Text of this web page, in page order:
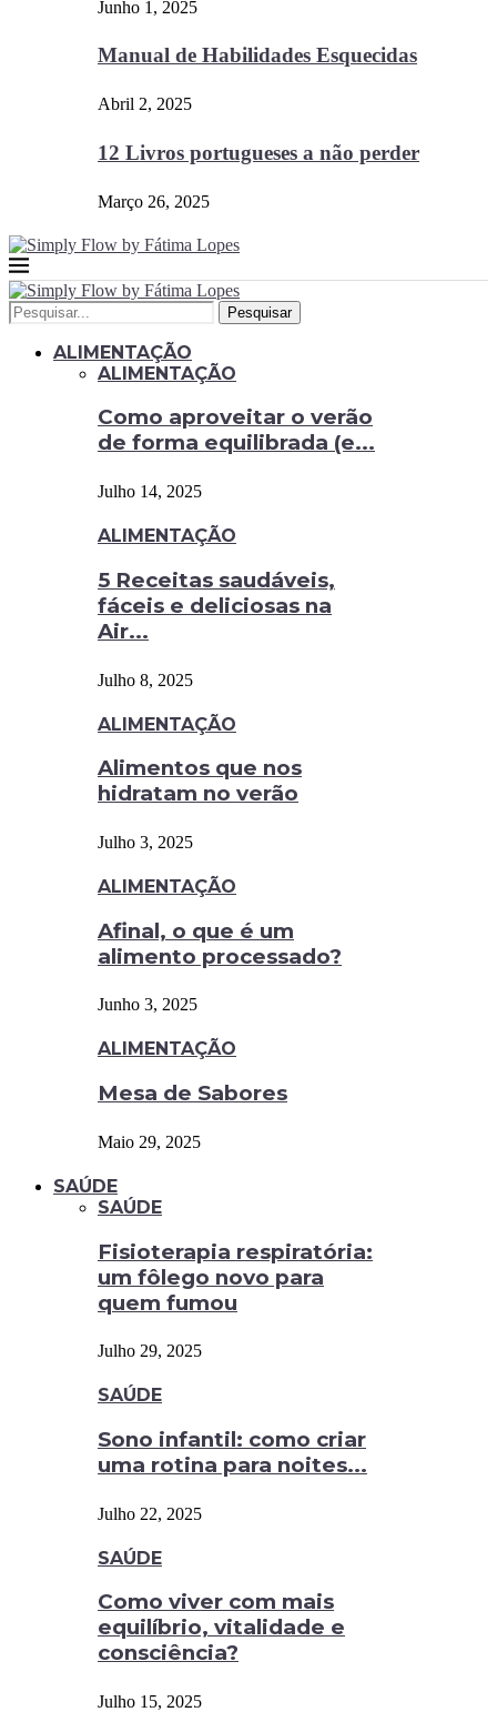
Junho 1, 2025
Manual de Habilidades Esquecidas
Abril 2, 2025
12 Livros portugueses a não perder
Março 26, 2025
Pesquisar
ALIMENTAÇÃO
ALIMENTAÇÃO
Como aproveitar o verão
de forma equilibrada (e...
Julho 14, 2025
ALIMENTAÇÃO
5 Receitas saudáveis,
fáceis e deliciosas na
Air...
Julho 8, 2025
ALIMENTAÇÃO
Alimentos que nos
hidratam no verão
Julho 3, 2025
ALIMENTAÇÃO
Afinal, o que é um
alimento processado?
Junho 3, 2025
ALIMENTAÇÃO
Mesa de Sabores
Maio 29, 2025
SAÚDE
SAÚDE
Fisioterapia respiratória:
um fôlego novo para
quem fumou
Julho 29, 2025
SAÚDE
Sono infantil: como criar
uma rotina para noites...
Julho 22, 2025
SAÚDE
Como viver com mais
equilíbrio, vitalidade e
consciência?
Julho 15, 2025